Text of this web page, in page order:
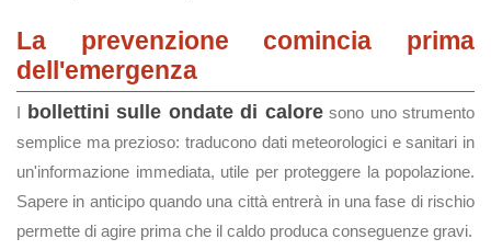
La prevenzione comincia prima
dell'emergenza
I bollettini sulle ondate di caloresono uno strumento
semplice ma prezioso: traducono dati meteorologici e sanitari in
un'informazione immediata, utile per proteggere la popolazione.
Sapere in anticipo quando una città entrerà in una fase di rischio
permette di agire prima che il caldo produca conseguenze gravi.